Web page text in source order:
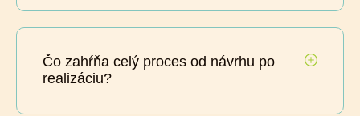
Čo zahŕňa celý proces od návrhu po
realizáciu?